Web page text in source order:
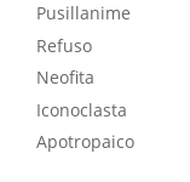
Pusillanime
Refuso
Neofita
Iconoclasta
Apotropaico